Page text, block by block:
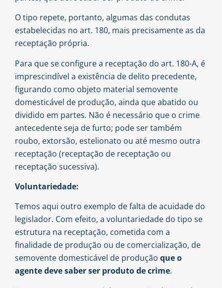
O tipo repete, portanto, algumas das condutas
estabelecidas no art. 180, mais precisamente as da
receptação própria.
Para que se configure a receptação do art. 180-A, é
imprescindível a existência de delito precedente,
figurando como objeto material semovente
domesticável de produção, ainda que abatido ou
dividido em partes. Não é necessário que o crime
antecedente seja de furto; pode ser também
roubo, extorsão, estelionato ou até mesmo outra
receptação (receptação de receptação ou
receptação sucessiva).
Voluntariedade:
Temos aqui outro exemplo de falta de acuidade do
legislador. Com efeito, a voluntariedade do tipo se
estrutura na receptação, cometida com a
finalidade de produção ou de comercialização, de
semovente domesticável de produção que o
agente deve saber ser produto de crime.